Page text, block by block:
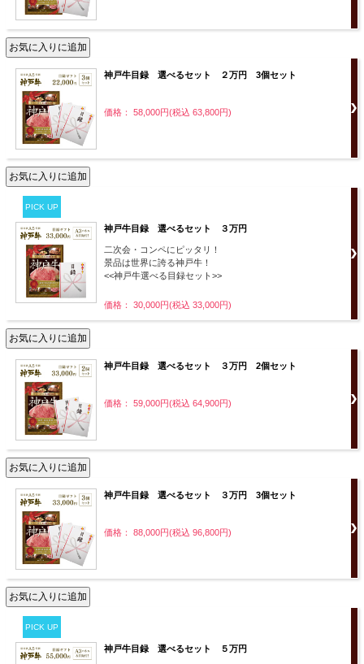
神戸牛目録 選べるセット ２万円 3個セット
価格： 58,000円(税込 63,800円)
PICK UP
神戸牛目録 選べるセット ３万円
二次会・コンペにピッタリ！
景品は世界に誇る神戸牛！
<<神戸牛選べる目録セット>>
価格： 30,000円(税込 33,000円)
神戸牛目録 選べるセット ３万円 2個セット
価格： 59,000円(税込 64,900円)
神戸牛目録 選べるセット ３万円 3個セット
価格： 88,000円(税込 96,800円)
PICK UP
神戸牛目録 選べるセット ５万円